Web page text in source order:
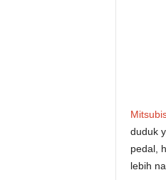
duduk
pedal,
lebih